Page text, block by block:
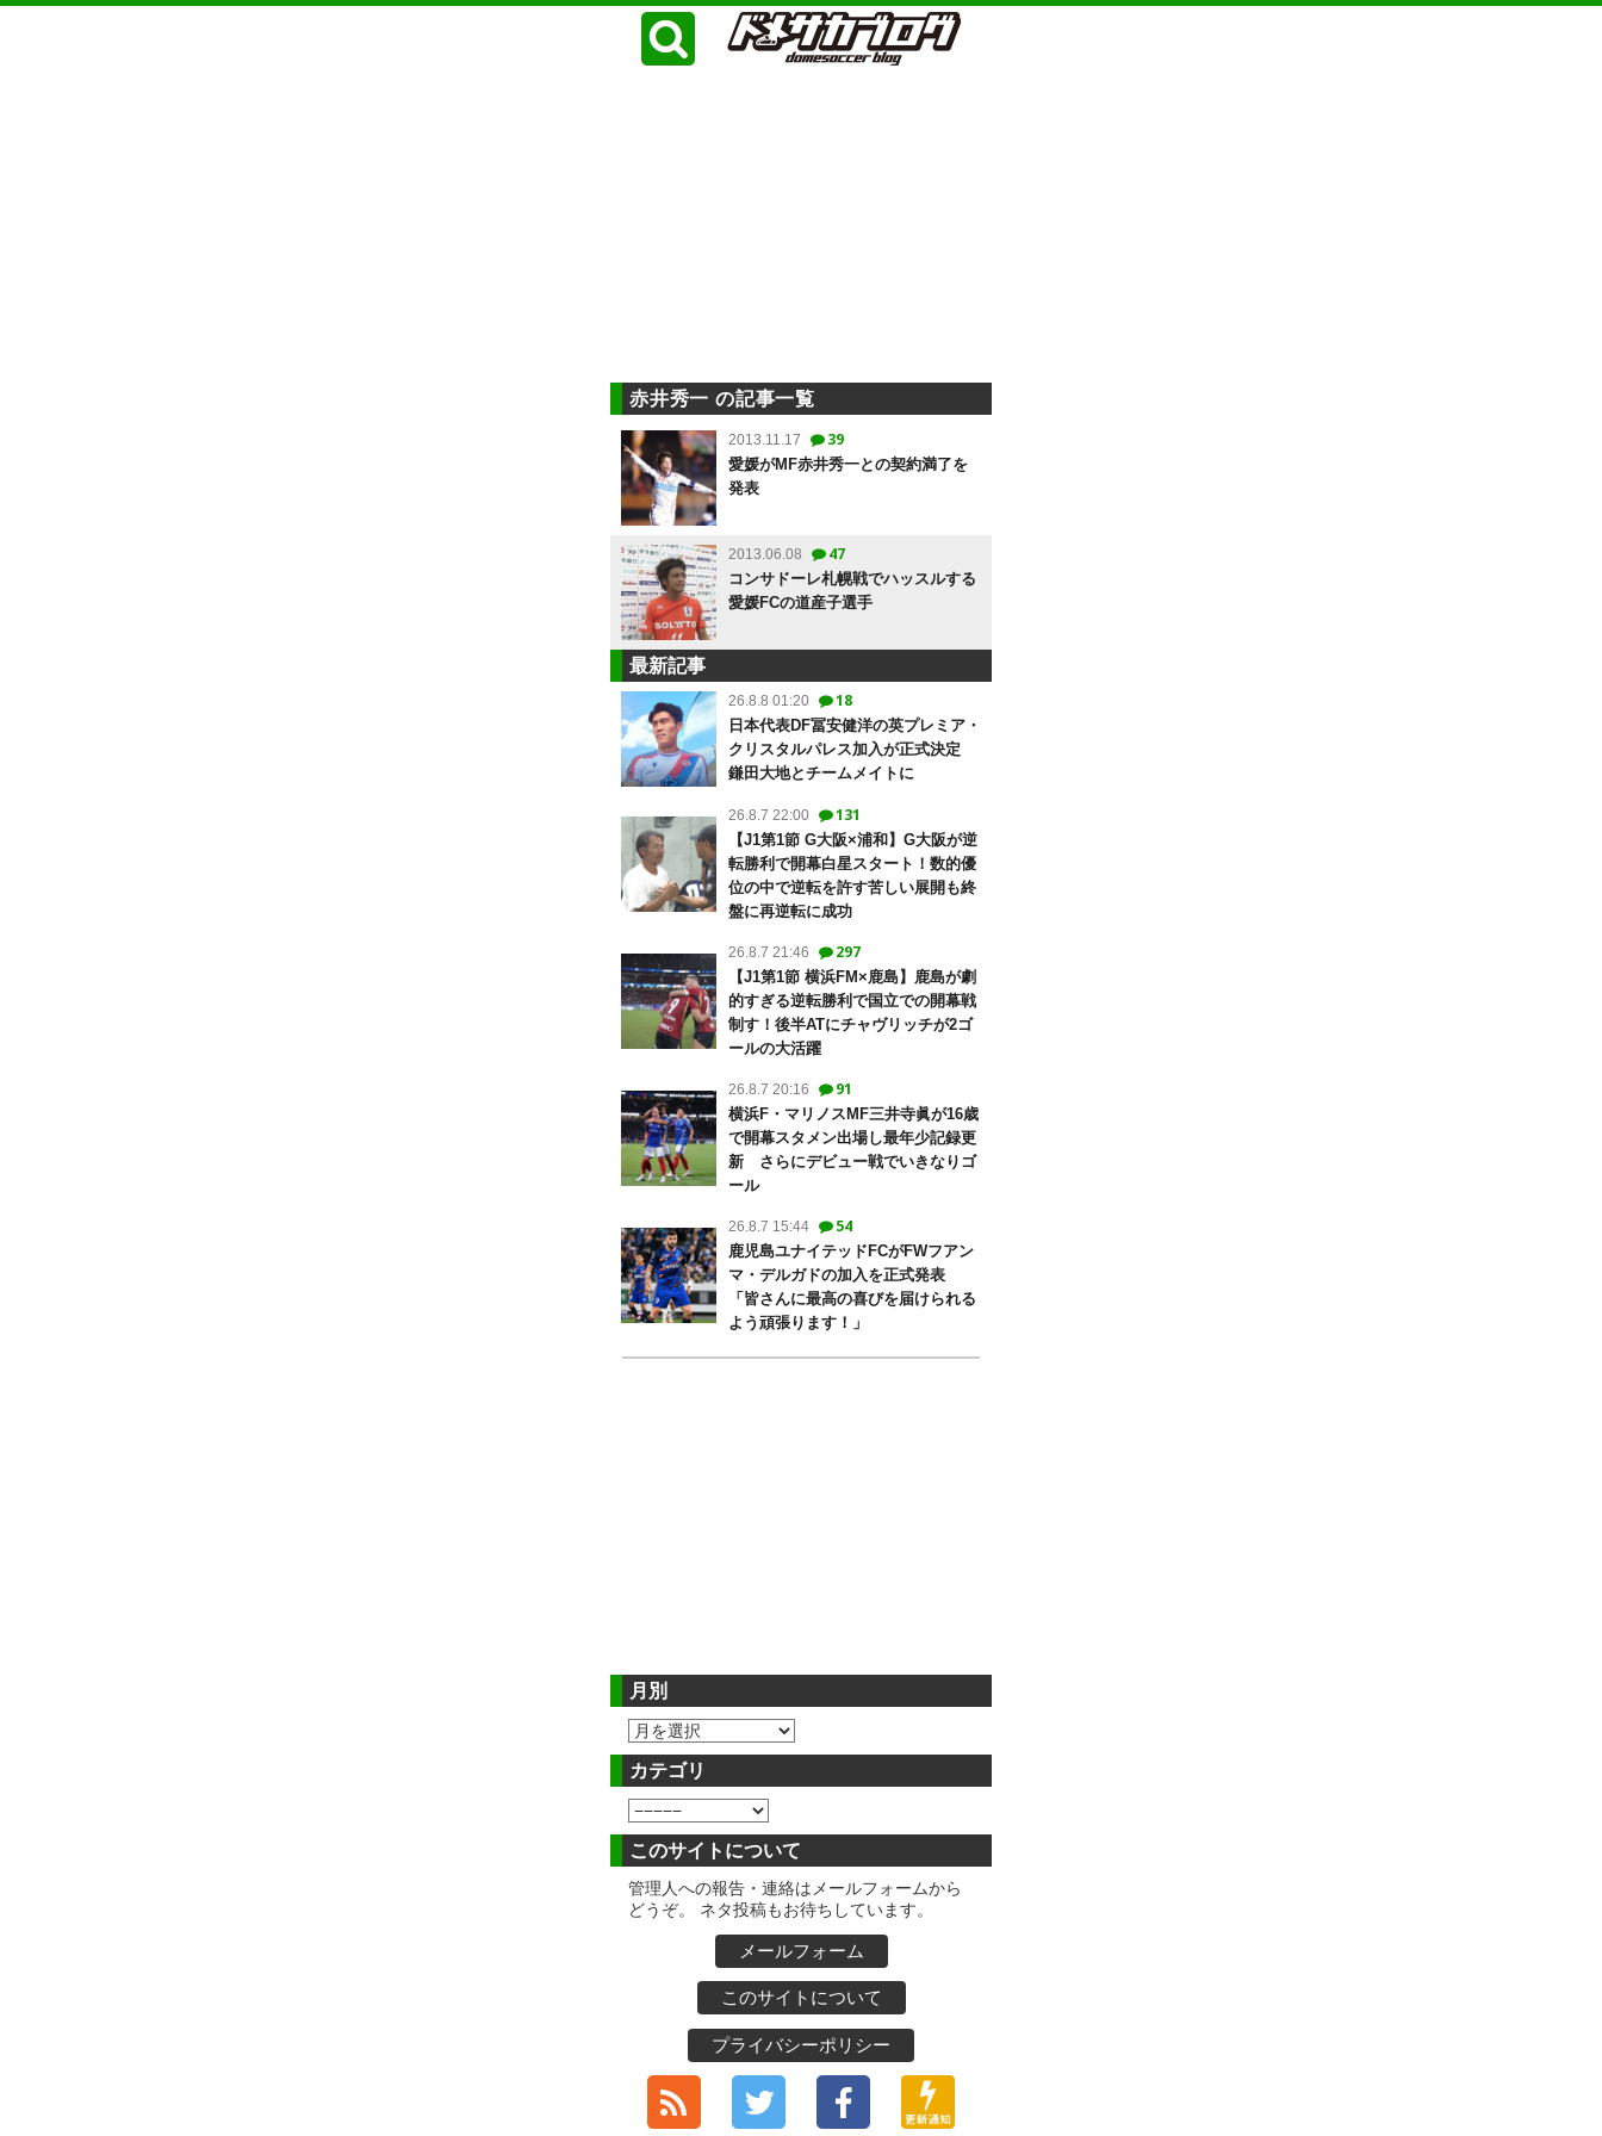
赤井秀一 の記事一覧
2013.11.17 39
愛媛がMF赤井秀一との契約満了を
発表
2013.06.08 47
コンサドーレ札幌戦でハッスルする
愛媛FCの道産子選手
最新記事
26.8.8 01:20 18
日本代表DF冨安健洋の英プレミア・
クリスタルパレス加入が正式決定
鎌田大地とチームメイトに
26.8.7 22:00 131
【J1第1節 G大阪×浦和】G大阪が逆
転勝利で開幕白星スタート！数的優
位の中で逆転を許す苦しい展開も終
盤に再逆転に成功
26.8.7 21:46 297
【J1第1節 横浜FM×鹿島】鹿島が劇
的すぎる逆転勝利で国立での開幕戦
制す！後半ATにチャヴリッチが2ゴ
ールの大活躍
26.8.7 20:16 91
横浜F・マリノスMF三井寺眞が16歳
で開幕スタメン出場し最年少記録更
新 さらにデビュー戦でいきなりゴ
ール
26.8.7 15:44 54
鹿児島ユナイテッドFCがFWフアン
マ・デルガドの加入を正式発表
「皆さんに最高の喜びを届けられる
よう頑張ります！」
月別
カテゴリ
このサイトについて
管理人への報告・連絡はメールフォームから
どうぞ。 ネタ投稿もお待ちしています。
メールフォーム
このサイトについて
プライバシーポリシー